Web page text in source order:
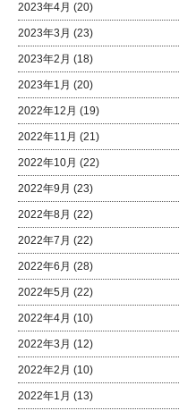
2023年4月 (20)
2023年3月 (23)
2023年2月 (18)
2023年1月 (20)
2022年12月 (19)
2022年11月 (21)
2022年10月 (22)
2022年9月 (23)
2022年8月 (22)
2022年7月 (22)
2022年6月 (28)
2022年5月 (22)
2022年4月 (10)
2022年3月 (12)
2022年2月 (10)
2022年1月 (13)